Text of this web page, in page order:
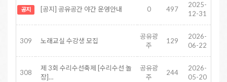
공지 [공지] 공유공간 야간 운영안내 0 497
2025-
12-31
309 노래교실 수강생 모집
공유광
주
129
2026-
06-22
308
제 3회 수리수선축제 [수리수선 놀
장]…
공유광
주
244
2026-
05-20